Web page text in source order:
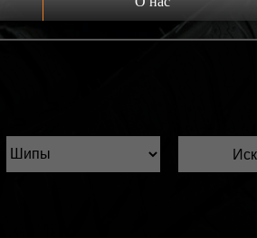
Выкуп шин Б/У